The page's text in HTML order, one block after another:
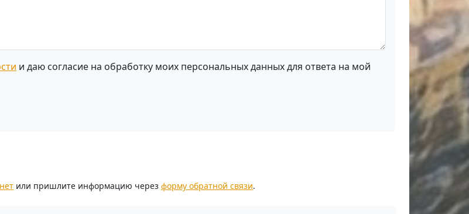
и даю согласие на обработку моих персональных данных для ответа на мой
или пришлите информацию через форму обратной связи.